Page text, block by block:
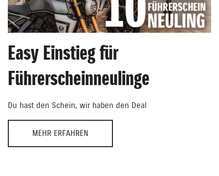
Easy Einstieg für
Führerscheinneulinge
Du hast den Schein, wir haben den Deal
MEHR ERFAHREN